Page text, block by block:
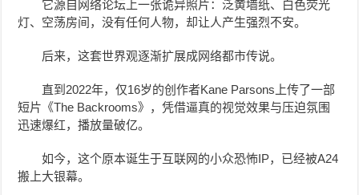
它源自网络论坛上一张诡异照片：泛黄墙纸、白色荧光
灯、空荡房间，没有任何人物，却让人产生强烈不安。
后来，这套世界观逐渐扩展成网络都市传说。
直到2022年，仅16岁的创作者Kane Parsons上传了一部
短片《The Backrooms》，凭借逼真的视觉效果与压迫氛围
迅速爆红，播放量破亿。
如今，这个原本诞生于互联网的小众恐怖IP，已经被A24
搬上大银幕。